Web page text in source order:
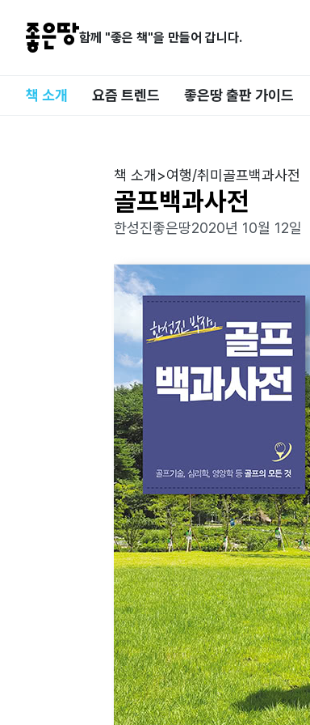
함께 "좋은 책"을 만들어 갑니다.
책 소개 요즘 트렌드 좋은땅 출판 가이드
책 소개 >여행/취미 골프백과사전
골프백과사전
한성진좋은땅2020년 10월 12일